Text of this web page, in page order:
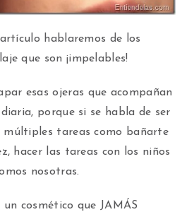
hablaremos de los
que son ¡impelables!
esas ojeras que acompañan
porque si se habla de ser
múltiples tareas como bañarte
hacer las tareas con los niños
nosotras.
cosmético que JAMÁS